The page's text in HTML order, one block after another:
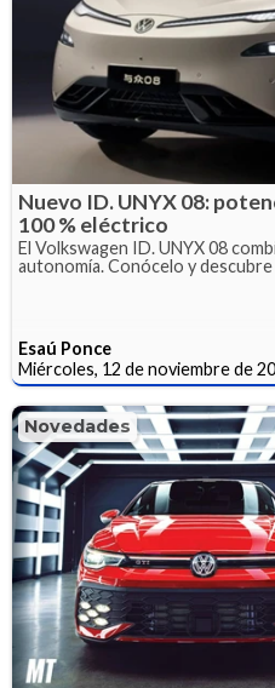
Nuevo ID. UNYX 08:
100 % eléctrico
El Volkswagen ID. UNYX 08
autonomía. Conócelo y
Esaú Ponce
Miércoles, 12 de noviembre de
Novedades